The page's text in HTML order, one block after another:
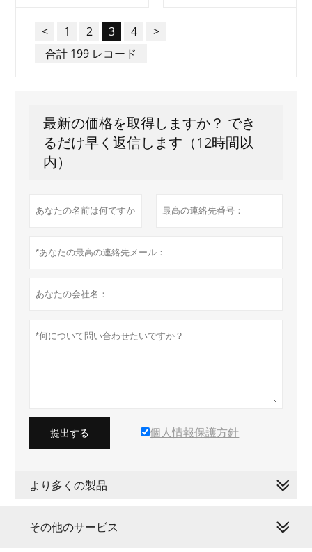
< 1 2 3 4
>
合計 199 レコード
最新の価格を取得しますか？ でき
るだけ早く返信します（12時間以
内）
提出する 個人情報保護方針
より多くの製品
その他のサービス